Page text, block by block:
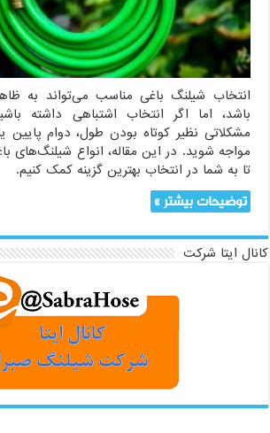
انتخاب شیلنگ باغی مناسب می‌تواند به
باشد، اما اگر انتخاب اشتباهی داشته
مشکلاتی نظیر کوتاه بودن طول، دوام پایین
مواجه شوید. در این مقاله، انواع شیلنگ‌های
تا به شما در انتخاب بهترین گزینه کمک کنیم.
توضیحات بیشتر »
کانال ایتا شرکت